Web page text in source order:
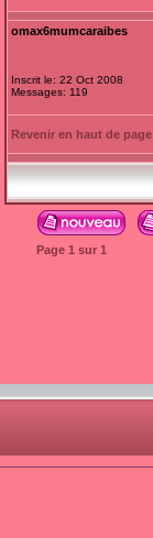
omax6mumcaraibes
Inscrit le: 22 Oct 2008
Messages: 119
Revenir en haut de page
Page 1 sur 1